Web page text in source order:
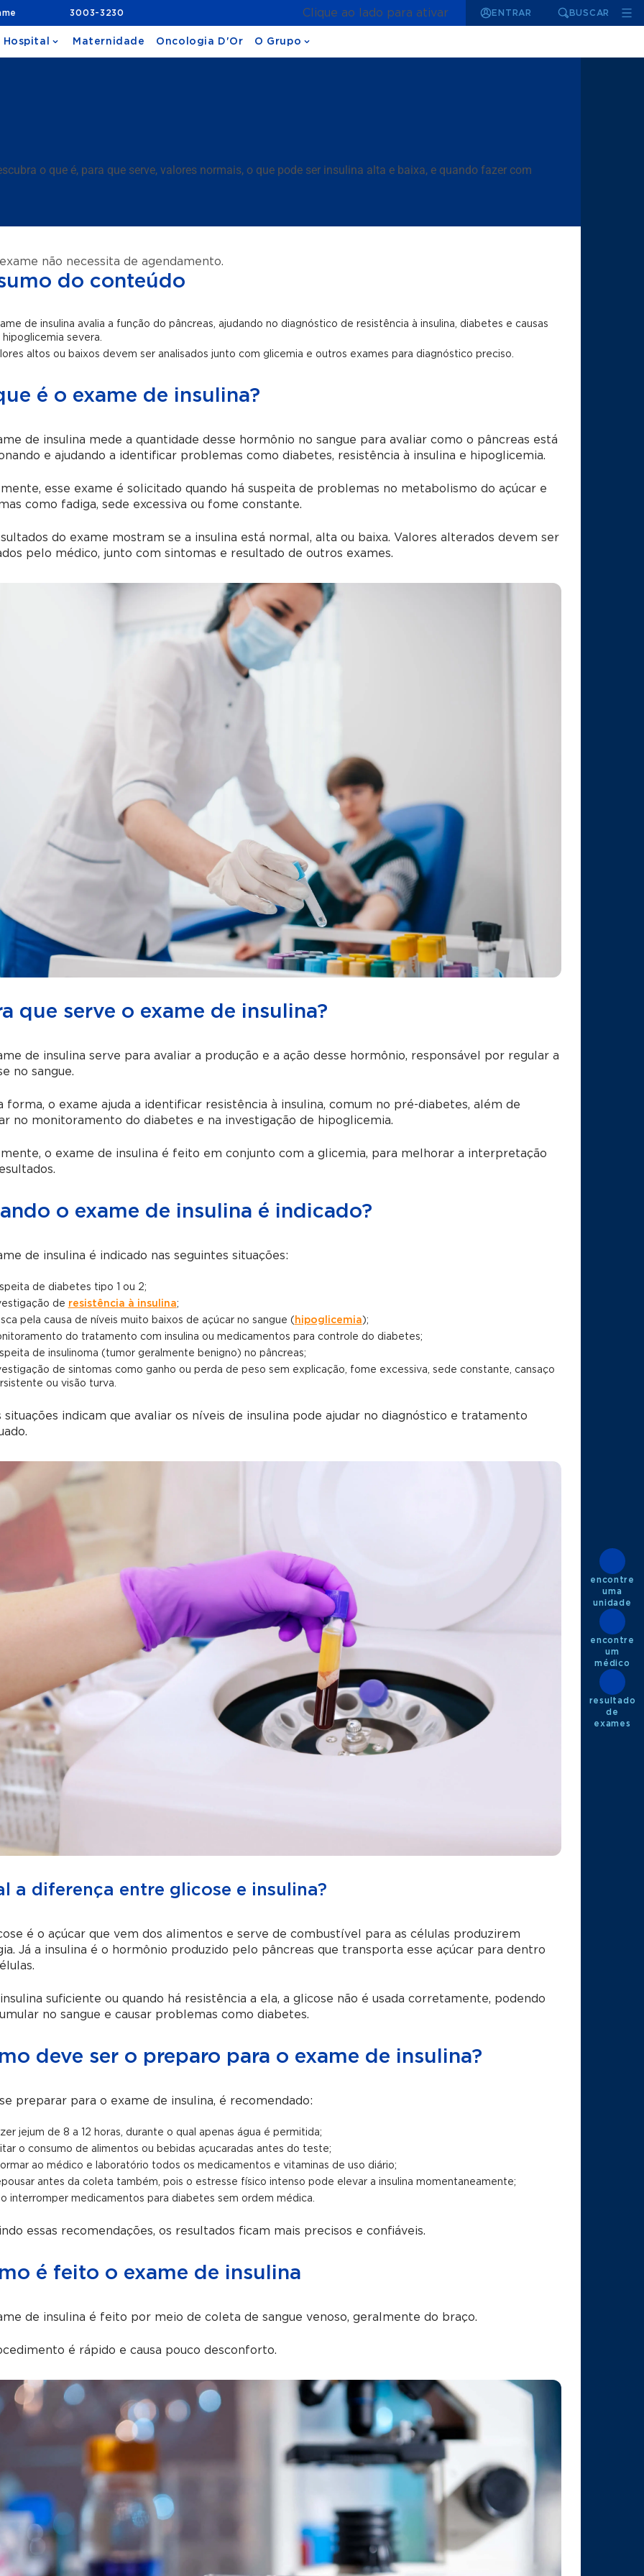
3003-3230 Clique ao lado para ativar ENTRAR BUSCAR
Hospital Maternidade Oncologia D'Or O Grupo
o que é, para que serve, valores normais, o que pode ser insulina alta e baixa, e quando fazer com
não necessita de agendamento.
do conteúdo
de insulina avalia a função do pâncreas, ajudando no diagnóstico de resistência à insulina, diabetes e causas
hipoglicemia severa.
altos ou baixos devem ser analisados junto com glicemia e outros exames para diagnóstico preciso.
é o exame de insulina?
de insulina mede a quantidade desse hormônio no sangue para avaliar como o pâncreas está
e ajudando a identificar problemas como diabetes, resistência à insulina e hipoglicemia.
esse exame é solicitado quando há suspeita de problemas no metabolismo do açúcar e
como fadiga, sede excessiva ou fome constante.
do exame mostram se a insulina está normal, alta ou baixa. Valores alterados devem ser
pelo médico, junto com sintomas e resultado de outros exames.
que serve o exame de insulina?
de insulina serve para avaliar a produção e a ação desse hormônio, responsável por regular a
no sangue.
forma, o exame ajuda a identificar resistência à insulina, comum no pré-diabetes, além de
no monitoramento do diabetes e na investigação de hipoglicemia.
o exame de insulina é feito em conjunto com a glicemia, para melhorar a interpretação
o exame de insulina é indicado?
de insulina é indicado nas seguintes situações:
de diabetes tipo 1 ou 2;
de resistência à insulina;
pela causa de níveis muito baixos de açúcar no sangue ( hipoglicemia );
do tratamento com insulina ou medicamentos para controle do diabetes;
de insulinoma (tumor geralmente benigno) no pâncreas;
de sintomas como ganho ou perda de peso sem explicação, fome excessiva, sede constante, cansaço
ou visão turva.
situações indicam que avaliar os níveis de insulina pode ajudar no diagnóstico e tratamento
a diferença entre glicose e insulina?
é o açúcar que vem dos alimentos e serve de combustível para as células produzirem
Já a insulina é o hormônio produzido pelo pâncreas que transporta esse açúcar para dentro
suficiente ou quando há resistência a ela, a glicose não é usada corretamente, podendo
no sangue e causar problemas como diabetes.
deve ser o preparo para o exame de insulina?
preparar para o exame de insulina, é recomendado:
jejum de 8 a 12 horas, durante o qual apenas água é permitida;
o consumo de alimentos ou bebidas açucaradas antes do teste;
ao médico e laboratório todos os medicamentos e vitaminas de uso diário;
antes da coleta também, pois o estresse físico intenso pode elevar a insulina momentaneamente;
interromper medicamentos para diabetes sem ordem médica.
essas recomendações, os resultados ficam mais precisos e confiáveis.
é feito o exame de insulina
de insulina é feito por meio de coleta de sangue venoso, geralmente do braço.
é rápido e causa pouco desconforto.
encontre
uma
unidade
encontre
um
médico
resultado
de
exames